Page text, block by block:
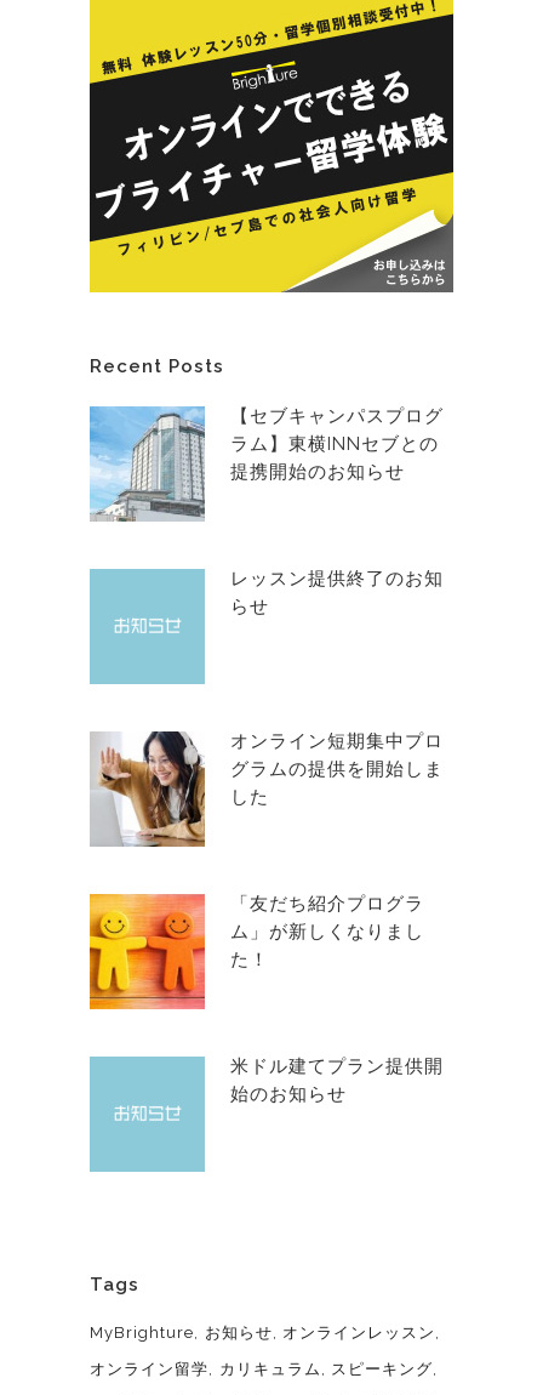
Recent Posts
【セブキャンパスプログ
ラム】東横INNセブとの
提携開始のお知らせ
レッスン提供終了のお知
らせ
オンライン短期集中プロ
グラムの提供を開始しま
した
「友だち紹介プログラ
ム」が新しくなりまし
た！
米ドル建てプラン提供開
始のお知らせ
Tags
MyBrighture お知らせ
オンラインレッスン
オンライン留学
カリキュラム
スピーキング